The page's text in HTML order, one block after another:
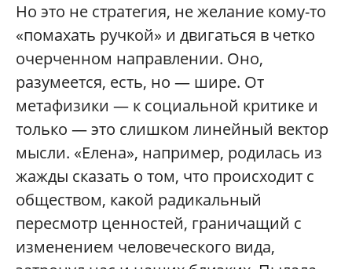
Но это не стратегия, не желание кому-то
«помахать ручкой» и двигаться в четко
очерченном направлении. Оно,
разумеется, есть, но — шире. От
метафизики — к социальной критике и
только — это слишком линейный вектор
мысли. «Елена», например, родилась из
жажды сказать о том, что происходит с
обществом, какой радикальный
пересмотр ценностей, граничащий с
изменением человеческого вида,